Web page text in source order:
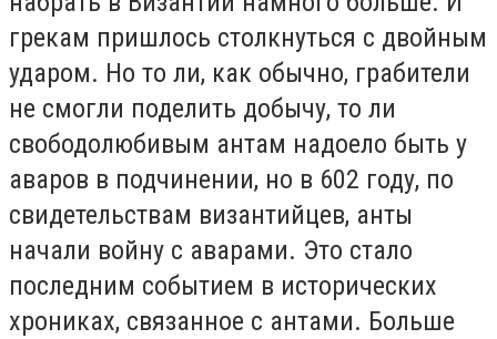
грекам пришлось столкнуться с двойным
ударом. Но то ли, как обычно, грабители
не смогли поделить добычу, то ли
свободолюбивым антам надоело быть у
аваров в подчинении, но в 602 году, по
свидетельствам византийцев, анты
начали войну с аварами. Это стало
последним событием в исторических
хрониках, связанное с антами. Больше